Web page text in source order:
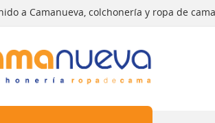
a Camanueva, colchonería y ropa de